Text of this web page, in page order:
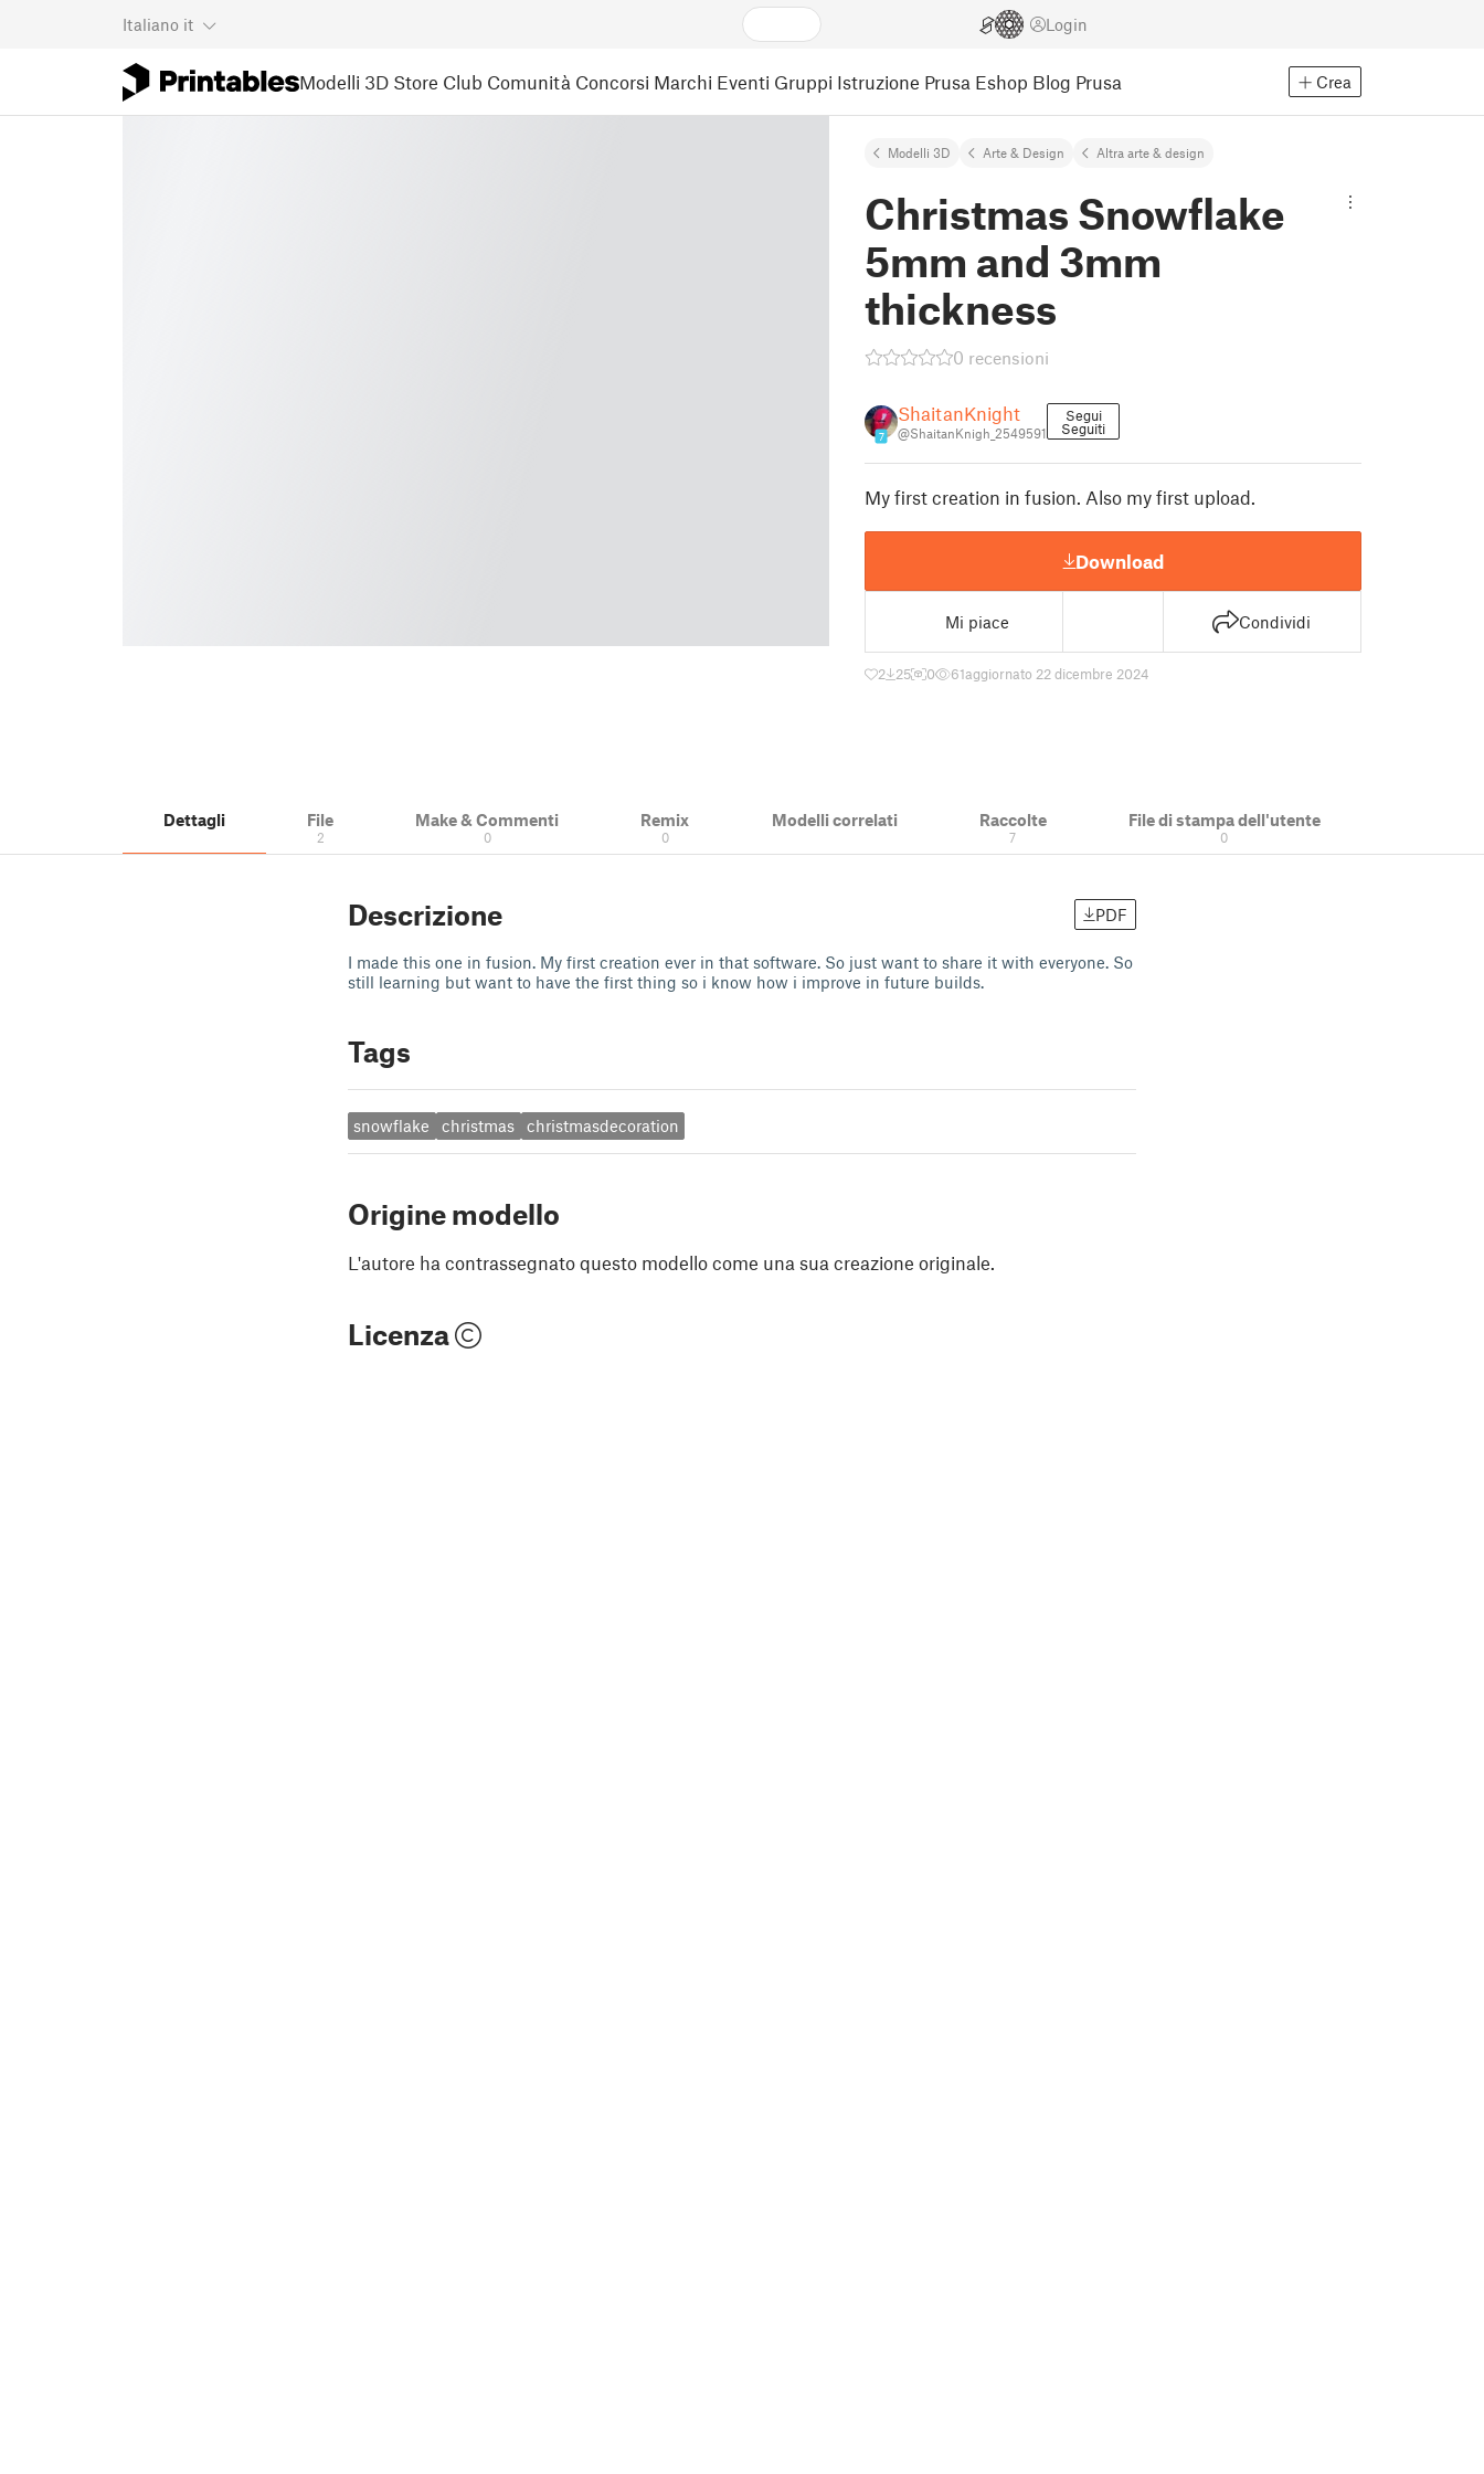
Italiano it Login
Modelli 3D Store Club Comunità Concorsi Marchi Eventi Gruppi Istruzione Prusa Eshop Blog Prusa Crea
Modelli 3D Arte & Design Altra arte & design
Christmas Snowflake
5mm and 3mm
thickness
0 recensioni
7
ShaitanKnight
@ShaitanKnigh_2549591
Segui
Seguiti
My first creation in fusion. Also my first upload.
Download
Mi piace Condividi
2 25 0 61aggiornato 22 dicembre 2024
Dettagli File
2
Make & Commenti
0
Remix
0
Modelli correlati Raccolte
7
File di stampa dell'utente
0
Descrizione PDF
I made this one in fusion. My first creation ever in that software. So just want to share it with everyone. So
still learning but want to have the first thing so i know how i improve in future builds.
Tags
snowflake christmas christmasdecoration
Origine modello
L'autore ha contrassegnato questo modello come una sua creazione originale.
Licenza